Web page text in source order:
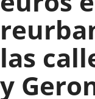
las
y